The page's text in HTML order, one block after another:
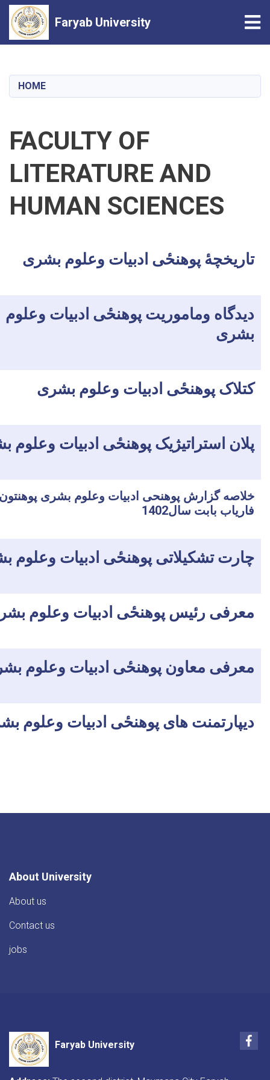
content
Faryab University
HOME
FACULTY OF
LITERATURE AND
HUMAN SCIENCES
تاریخچهٔ پوهنحٔی ادبیات وعلوم بشری
دیدگاه وماموریت پوهنحٔی ادبیات وعلوم
بشری
کتلاک پوهنحٔی ادبیات وعلوم بشری
پلان استراتیژیک پوهنحٔی ادبیات وعلوم
خلاصه گزارش پوهنحی ادبیات وعلوم بشری
فاریاب بابت سال1402
چارت تشکیلاتی پوهنحٔی ادبیات وعلوم
معرفی رئیس پوهنحٔی ادبیات وعلوم
معرفی معاون پوهنحٔی ادبیات وعلوم
دیپارتمنت های پوهنحٔی ادبیات وعلوم
About University
About us
Contact us
jobs
Faryab University